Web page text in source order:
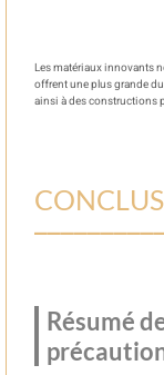
Les matériaux innovants
offrent une plus grande
ainsi à des constructions
Résumé